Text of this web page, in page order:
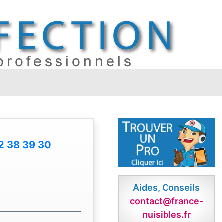
38 39 30
Aides, Conseils
contact@france-
nuisibles.fr